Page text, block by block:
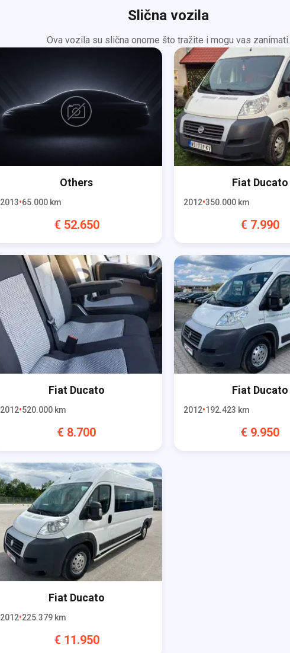
Slična vozila
Ova vozila su slična onome što tražite i mogu vas zanimati.
Others
2013 65.000 km
€ 52.650
Fiat Ducato
2012 350.000 km
€ 7.990
Fiat Ducato
2012 520.000 km
€ 8.700
Fiat Ducato
2012 192.423 km
€ 9.950
Fiat Ducato
2012 225.379 km
€ 11.950